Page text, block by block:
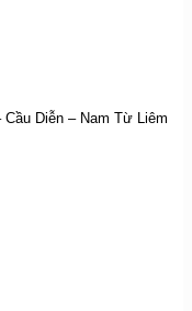
Diễn – Nam Từ Liêm